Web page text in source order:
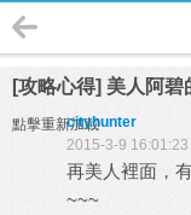
[攻略心得] 美人阿碧
點擊重新加載cityhunter
2015-3-9 16:01:23
再美人裡面，
~~~